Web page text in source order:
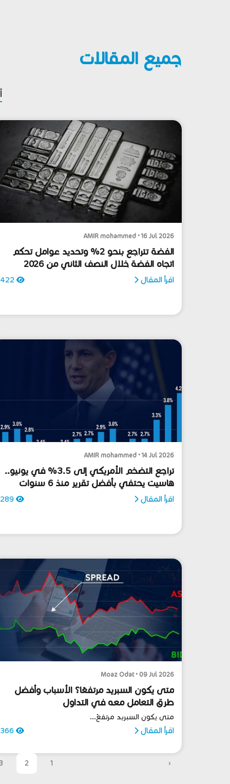
جميع المقالات
AMIR mohammed • 16 Jul 2026
الفضة تتراجع بنحو 2% وتحديد عوامل تحكم
اتجاه الفضة خلال النصف الثاني من 2026
اقرأ المقال
AMIR mohammed • 14 Jul 2026
تراجع التضخم الأمريكي إلى 3.5% في يونيو..
هاسيت يحتفي بأفضل تقرير منذ 6 سنوات
اقرأ المقال 289
Moaz Odat • 09 Jul 2026
متى يكون السبريد مرتفعًا؟ الأسباب وأفضل
طرق التعامل معه في التداول
متى يكون السبريد مرتفعً...
اقرأ المقال
‹
1
2
3